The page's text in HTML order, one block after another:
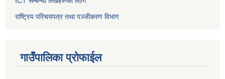
राष्ट्रिय परिचयपत्र तथा पञ्‍जीकरण विभाग
गाउँपालिका प्रोफाईल